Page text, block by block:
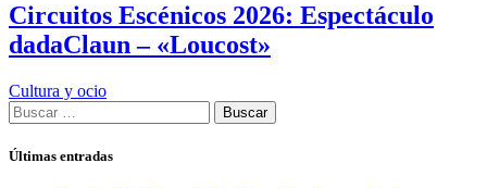
Circuitos Escénicos 2026: Espectáculo
dadaClaun – «Loucost»
Cultura y ocio
Buscar:
Últimas entradas